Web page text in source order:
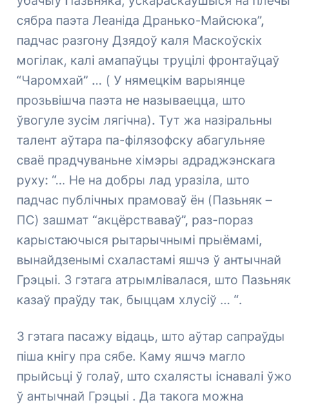
сябра паэта Леаніда Дранько-Майсюка”,
падчас разгону Дзядоў каля Маскоўскіх
могілак, калі амапаўцы труцілі фронтаўцаў
“Чаромхай” … ( У нямецкім варыянце
прозьвішча паэта не называецца, што
ўвогуле зусім лягічна). Тут жа назіральны
талент аўтара па-філязофску абагульняе
сваё прадчуваньне хімэры адраджэнскага
руху: “… Не на добры лад уразіла, што
падчас публічных прамоваў ён (Пазьняк –
ПС) зашмат “акцёрстваваў”, раз-пораз
карыстаючыся рытарычнымі прыёмамі,
вынайдзенымі схаластамі яшчэ ў антычнай
Грэцыі. З гэтага атрымлівалася, што Пазьняк
казаў праўду так, быццам хлусіў … “.
З гэтага пасажу відаць, што аўтар сапраўды
піша кнігу пра сябе. Каму яшчэ магло
прыйсьці ў голаў, што схалясты існавалі ўжо
ў антычнай Грэцыі . Да такога можна